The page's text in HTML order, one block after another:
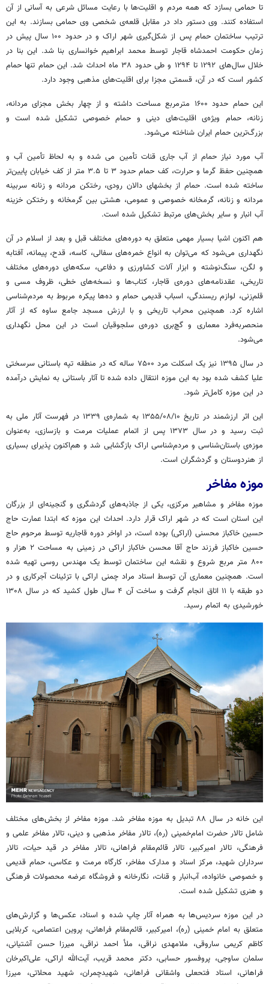
تا حمامی بسازد که همه مردم و اقلیت‌ها با رعایت مسائل شرعی به آسانی از آن
استفاده کنند. وی دستور داد در مقابل قلعه‌ی شخصی وی حمامی بسازند. به این
ترتیب ساختمان حمام پس از شکل‌گیری شهر اراک و در حدود ۱۰۰ سال پیش در
زمان حکومت احمدشاه قاجار توسط محمد ابراهیم خوانساری بنا شد. این بنا در
خلال سال‌های ۱۲۹۲ تا ۱۲۹۴ و طی حدود ۳۸ ماه احداث شد. این حمام تنها حمام
کشور است که در آن، قسمتی مجزا برای اقلیت‌های مذهبی وجود دارد.
این حمام حدود ۱۶۰۰ مترمربع مساحت داشته و از چهار بخش مجزای مردانه،
زنانه، حمام ویژه‌ی اقلیت‌های دینی و حمام خصوصی تشکیل شده است و
بزرگ‌ترین حمام ایران شناخته می‌شود.
آب مورد نیاز حمام از آب جاری قنات تأمین می شده و به لحاظ تأمین آب و
همچنین حفظ گرما و حرارت، کف حمام حدود ۳ تا ۳.۵ متر از کف خیابان پایین‌تر
ساخته شده است. حمام از بخشهای دالان رودی، رختکن مردانه و زنانه سربینه
مردانه و زنانه، گرمخانه خصوصی و عمومی، هشتی بین گرمخانه و رختکن خزینه
آب انبار و سایر بخش‌های مرتبط تشکیل شده است.
هم اکنون اشیا بسیار مهمی متعلق به دوره‌های مختلف قبل و بعد از اسلام در آن
نگهداری می‌شود که می‌توان به انواع خمره‌های سفالی، کاسه، قدح، پیمانه، آفتابه
و لگن، سنگ‌نوشته و ابزار آلات کشاورزی و دفاعی، سکه‌های دوره‌های مختلف
تاریخی، عقدنامه‌های دوره‌ی قاجار، کتاب‌ها و نسخه‌های خطی، ظروف مسی و
قلم‌زنی، لوازم ریسندگی، اسباب قدیمی حمام و ده‌ها پیکره مربوط به مردم‌شناسی
اشاره کرد. همچنین محراب تاریخی و با ارزش مسجد جامع ساوه که از آثار
منحصربه‌فرد معماری و گچ‌بری دوره‌ی سلجوقیان است در این محل نگهداری
می‌شود.
در سال ۱۳۹۵ نیز یک اسکلت مرد ۷۵۰۰ ساله که در منطقه تپه باستانی سرسختی
علیا کشف شده بود به این موزه انتقال داده شده تا آثار باستانی به نمایش درآمده
در این موزه کامل‌تر شود.
این اثر ارزشمند در تاریخ ۱۰/‏۰۸/‏۱۳۵۵‬ به شماره‌ی ۱۳۳۹ در فهرست آثار ملی به
ثبت رسید و در سال ۱۳۷۳ پس از اتمام عملیات مرمت و بازسازی، به‌عنوان
موزه‌ی باستان‌شناسی و مردم‌شناسی اراک بازگشایی شد و هم‌اکنون پذیرای بسیاری
از هنردوستان و گردشگران است.
موزه مفاخر
موزه مفاخر و مشاهیر مرکزی، یکی از جاذبه‌های گردشگری و گنجینه‌ای از بزرگان
این استان است که در شهر اراک قرار دارد. احداث این موزه که ابتدا عمارت حاج
حسین خاکباز محسنی (اراکی) بوده است، در اواخر دوره قاجاریه توسط مرحوم حاج
حسین خاکباز فرزند حاج آقا محسن خاکباز اراکی در زمینی به مساحت ۲ هزار و
۸۰۰ متر مربع شروع و نقشه این ساختمان توسط یک مهندس روسی تهیه شده
است. همچنین معماری آن توسط استاد مراد چمنی اراکی با تزئینات آجرکاری و در
دو طبقه با ۱۱ اتاق انجام گرفت و ساخت آن ۴ سال طول کشید که در سال ۱۳۰۸
خورشیدی به اتمام رسید.
این خانه در سال ۸۸ تبدیل به موزه مفاخر شد. موزه مفاخر از بخش‌های مختلف
شامل تالار حضرت امام‌خمینی (ره)، تالار مفاخر مذهبی و دینی، تالار مفاخر علمی و
فرهنگی، تالار امیرکبیر، تالار قائم‌مقام فراهانی، تالار مفاخر در قید حیات، تالار
سرداران شهید، مرکز اسناد و مدارک مفاخر، کارگاه مرمت و عکاسی، حمام قدیمی
و خصوصی خانواده، آب‌انبار و قنات، نگارخانه و فروشگاه عرضه محصولات فرهنگی
و هنری تشکیل شده است.
در این موزه سردیس‌ها به همراه آثار چاپ شده و اسناد، عکس‌ها و گزارش‌های
متعلق به امام خمینی (ره)، امیرکبیر، قائم‌مقام فراهانی، پروین اعتصامی، کربلایی
کاظم کریمی ساروقی، ملامهدی نراقی، ملأ احمد نراقی، میرزا حسن آشتیانی،
سلمان ساوجی، پروفسور حسابی، دکتر محمد قریب، آیت‌الله اراکی، علی‌اکبرخان
فراهانی، استاد فتحعلی واشقانی فراهانی، شهیدچمران، شهید محلاتی، میرزا